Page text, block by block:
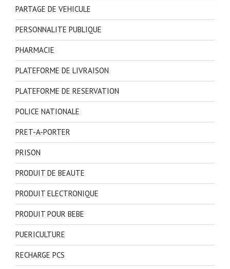
PARTAGE DE VEHICULE
PERSONNALITE PUBLIQUE
PHARMACIE
PLATEFORME DE LIVRAISON
PLATEFORME DE RESERVATION
POLICE NATIONALE
PRET-A-PORTER
PRISON
PRODUIT DE BEAUTE
PRODUIT ELECTRONIQUE
PRODUIT POUR BEBE
PUERICULTURE
RECHARGE PCS